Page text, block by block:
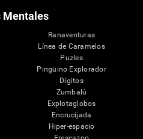
Mentales
Ranaventuras
Línea de Caramelos
Puzles
Pingüino Explorador
Dígitos
Zumbalú
Explotaglobos
Encrucijada
Hiper-espacio